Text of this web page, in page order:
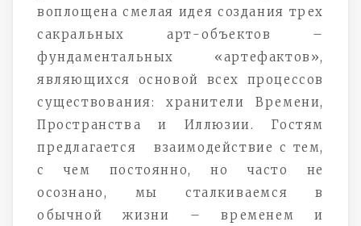
воплощена смелая идея создания трех
сакральных арт-объектов –
фундаментальных «артефактов»,
являющихся основой всех процессов
существования: хранители Времени,
Пространства и Иллюзии. Гостям
предлагается взаимодействие с тем,
с чем постоянно, но часто не
осознано, мы сталкиваемся в
обычной жизни – временем и